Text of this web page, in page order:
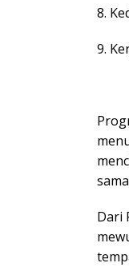
8.
9.
Dari